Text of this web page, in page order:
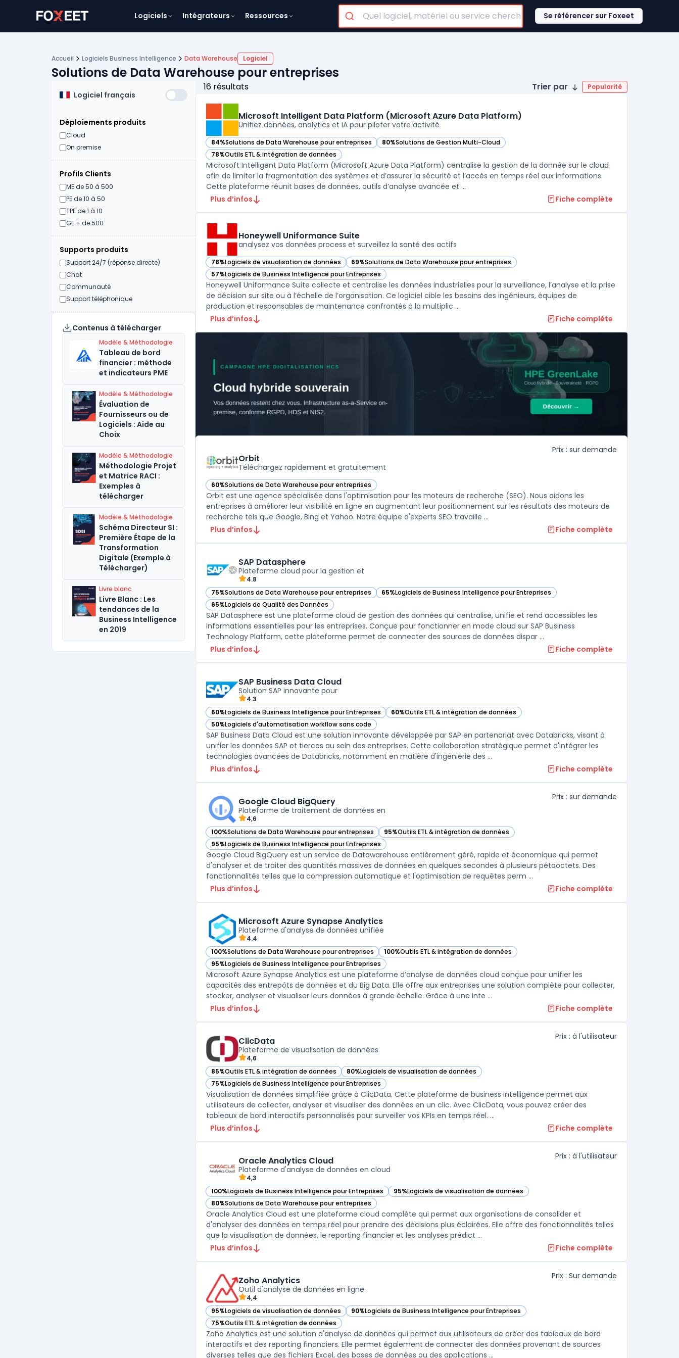
Logiciels Intégrateurs Ressources Se référencer sur Foxeet
Accueil Logiciels Business Intelligence Data Warehouse Logiciel
Solutions de Data Warehouse pour entreprises
Logiciel français
Déploiements produits
Cloud
On premise
Profils Clients
ME de 50 à 500
PE de 10 à 50
TPE de 1 à 10
GE + de 500
Supports produits
Support 24/7 (réponse directe)
Chat
Communauté
Support téléphonique
Contenus à télécharger
Modèle & Méthodologie
Tableau de bord
financier : méthode
et indicateurs PME
Modèle & Méthodologie
Évaluation de
Fournisseurs ou de
Logiciels : Aide au
Choix
Modèle & Méthodologie
Méthodologie Projet
et Matrice RACI :
Exemples à
télécharger
Modèle & Méthodologie
Schéma Directeur SI :
Première Étape de la
Transformation
Digitale (Exemple à
Télécharger)
Livre blanc
Livre Blanc : Les
tendances de la
Business Intelligence
en 2019
16 résultats Trier par Popularité
Microsoft Intelligent Data Platform (Microsoft Azure Data Platform)
Unifiez données, analytics et IA pour piloter votre activité
84%Solutions de Data Warehouse pour entreprises
— voir Microsoft Intelligent Data Platform (Microsoft Azure Data Platform) dans cette catégorie
80%Solutions de Gestion Multi-Cloud
— voir Microsoft Intelligent Data Platform (Microsoft Azure Data Platform) dans cette
78%Outils ETL & intégration de données
— voir Microsoft Intelligent Data Platform (Microsoft Azure Data Platform) dans cette catégorie
Microsoft Intelligent Data Platform (Microsoft Azure Data Platform) centralise la gestion de la donnée sur le cloud
afin de limiter la fragmentation des systèmes et d’assurer la sécurité et l’accès en temps réel aux informations.
Cette plateforme réunit bases de données, outils d’analyse avancée et ...
Plus d’infos
Fiche complète
Honeywell Uniformance Suite
analysez vos données process et surveillez la santé des actifs
78%Logiciels de visualisation de données
— voir Honeywell Uniformance Suite dans cette catégorie
69%Solutions de Data Warehouse pour entreprises
— voir Honeywell Uniformance Suite dans cette catégorie
57%Logiciels de Business Intelligence pour Entreprises
— voir Honeywell Uniformance Suite dans cette catégorie
Honeywell Uniformance Suite collecte et centralise les données industrielles pour la surveillance, l’analyse et la prise
de décision sur site ou à l’échelle de l’organisation. Ce logiciel cible les besoins des ingénieurs, équipes de
production et responsables de maintenance confrontés à la multiplic ...
Plus d’infos
Fiche complète
Orbit
Téléchargez rapidement et gratuitement
Prix : sur demande
60%Solutions de Data Warehouse pour entreprises
— voir Orbit dans cette catégorie
Orbit est une agence spécialisée dans l'optimisation pour les moteurs de recherche (SEO). Nous aidons les
entreprises à améliorer leur visibilité en ligne en augmentant leur positionnement sur les résultats des moteurs de
recherche tels que Google, Bing et Yahoo. Notre équipe d'experts SEO travaille ...
Plus d’infos
Fiche complète
SAP Datasphere
Plateforme cloud pour la gestion et
4.8
75%Solutions de Data Warehouse pour entreprises
— voir SAP Datasphere dans cette catégorie 65%Logiciels de Business Intelligence pour Entreprises
— voir SAP Datasphere dans cette catégorie
65%Logiciels de Qualité des Données
— voir SAP Datasphere dans cette catégorie
SAP Datasphere est une plateforme cloud de gestion des données qui centralise, unifie et rend accessibles les
informations essentielles pour les entreprises. Conçue pour fonctionner en mode cloud sur SAP Business
Technology Platform, cette plateforme permet de connecter des sources de données dispar ...
Plus d’infos
Fiche complète
SAP Business Data Cloud
Solution SAP innovante pour
4.3
60%Logiciels de Business Intelligence pour Entreprises
— voir SAP Business Data Cloud dans cette catégorie 60%Outils ETL & intégration de données
— voir SAP Business Data Cloud dans cette catégorie
50%Logiciels d'automatisation workflow sans code
— voir SAP Business Data Cloud dans cette catégorie
SAP Business Data Cloud est une solution innovante développée par SAP en partenariat avec Databricks, visant à
unifier les données SAP et tierces au sein des entreprises. Cette collaboration stratégique permet d'intégrer les
technologies avancées de Databricks, notamment en matière d'ingénierie des ...
Plus d’infos
Fiche complète
Google Cloud BigQuery
Plateforme de traitement de données en
4,6
Prix : sur demande
100%Solutions de Data Warehouse pour entreprises
— voir Google Cloud BigQuery dans cette catégorie 95%Outils ETL & intégration de données
— voir Google Cloud BigQuery dans cette catégorie
95%Logiciels de Business Intelligence pour Entreprises
— voir Google Cloud BigQuery dans cette catégorie
Google Cloud BigQuery est un service de Datawarehouse entièrement géré, rapide et économique qui permet
d'analyser et de traiter des quantités massives de données en quelques secondes à plusieurs pétaoctets. Des
fonctionnalités telles que la compression automatique et l'optimisation de requêtes perm ...
Plus d’infos
Fiche complète
Microsoft Azure Synapse Analytics
Plateforme d'analyse de données unifiée
4.4
100%Solutions de Data Warehouse pour entreprises
— voir Microsoft Azure Synapse Analytics dans cette catégorie
100%Outils ETL & intégration de données
— voir Microsoft Azure Synapse Analytics dans cette catégorie
95%Logiciels de Business Intelligence pour Entreprises
— voir Microsoft Azure Synapse Analytics dans cette catégorie
Microsoft Azure Synapse Analytics est une plateforme d’analyse de données cloud conçue pour unifier les
capacités des entrepôts de données et du Big Data. Elle offre aux entreprises une solution complète pour collecter,
stocker, analyser et visualiser leurs données à grande échelle. Grâce à une inte ...
Plus d’infos
Fiche complète
ClicData
Plateforme de visualisation de données
4,6
Prix : à l'utilisateur
85%Outils ETL & intégration de données
— voir ClicData dans cette catégorie 80%Logiciels de visualisation de données
— voir ClicData dans cette catégorie
75%Logiciels de Business Intelligence pour Entreprises
— voir ClicData dans cette catégorie
Visualisation de données simplifiée grâce à ClicData. Cette plateforme de business intelligence permet aux
utilisateurs de collecter, analyser et visualiser des données en un clic. Avec ClicData, vous pouvez créer des
tableaux de bord interactifs personnalisés pour surveiller vos KPIs en temps réel. ...
Plus d’infos
Fiche complète
Oracle Analytics Cloud
Plateforme d'analyse de données en cloud
4,3
Prix : à l'utilisateur
100%Logiciels de Business Intelligence pour Entreprises
— voir Oracle Analytics Cloud dans cette catégorie 95%Logiciels de visualisation de données
— voir Oracle Analytics Cloud dans cette catégorie
80%Solutions de Data Warehouse pour entreprises
— voir Oracle Analytics Cloud dans cette catégorie
Oracle Analytics Cloud est une plateforme cloud complète qui permet aux organisations de consolider et
d'analyser des données en temps réel pour prendre des décisions plus éclairées. Elle offre des fonctionnalités telles
que la visualisation de données, le reporting financier et les analyses prédict ...
Plus d’infos
Fiche complète
Zoho Analytics
Outil d'analyse de données en ligne.
4,4
Prix : Sur demande
95%Logiciels de visualisation de données
— voir Zoho Analytics dans cette catégorie 90%Logiciels de Business Intelligence pour Entreprises
— voir Zoho Analytics dans cette catégorie
75%Outils ETL & intégration de données
— voir Zoho Analytics dans cette catégorie
Zoho Analytics est une solution d'analyse de données qui permet aux utilisateurs de créer des tableaux de bord
interactifs et des reporting financiers. Elle permet également de connecter des données provenant de sources
diverses telles que des fichiers Excel, des bases de données ou des applications ...